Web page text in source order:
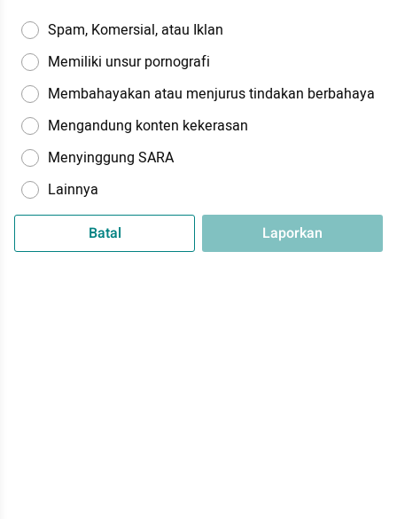
Spam, Komersial, atau Iklan
Memiliki unsur pornografi
Membahayakan atau menjurus tindakan berbahaya
Mengandung konten kekerasan
Menyinggung SARA
Lainnya
Batal Laporkan